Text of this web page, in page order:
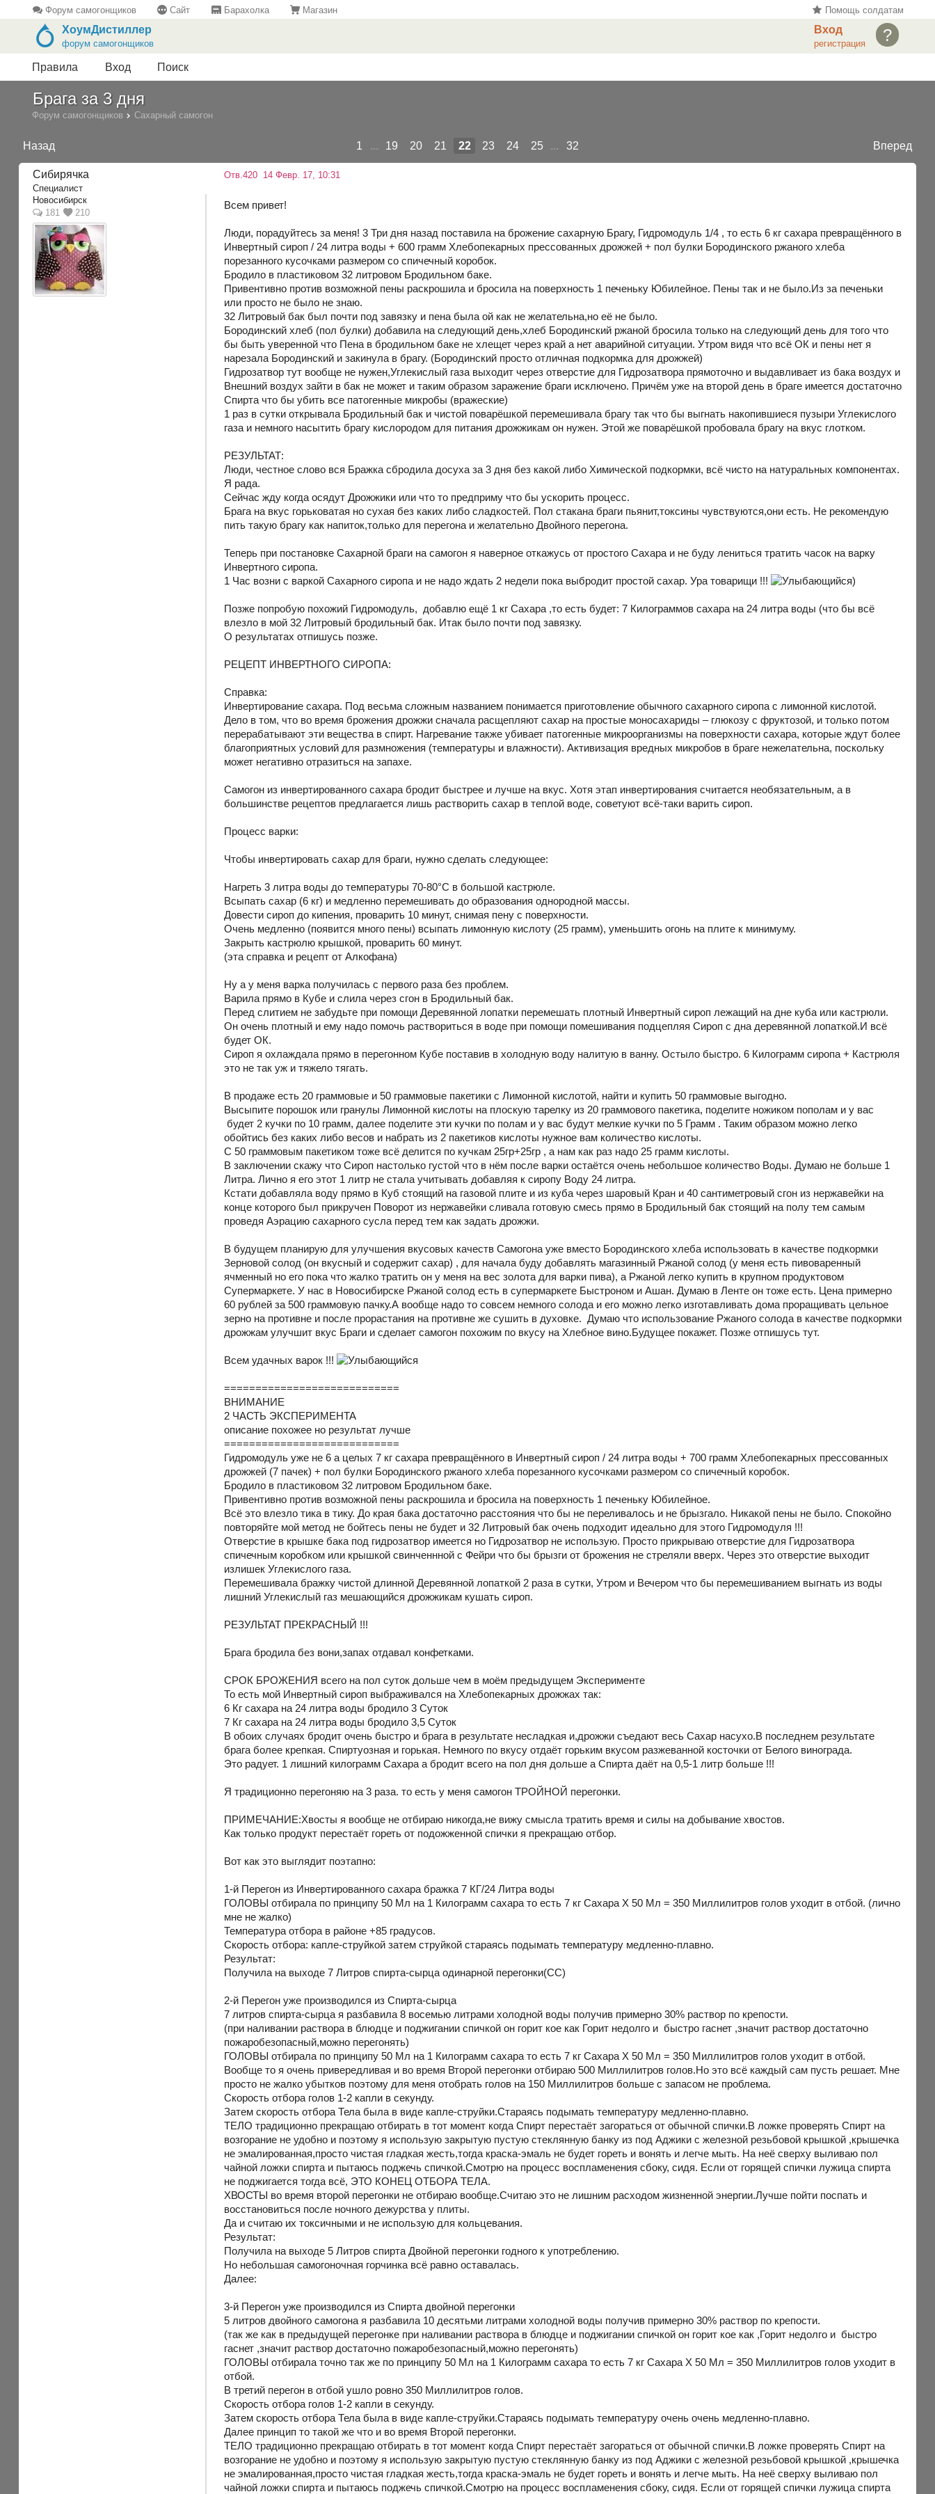
Форум самогонщиков Сайт Барахолка Магазин Помощь солдатам
?
Вход
регистрация
ХоумДистиллер
форум самогонщиков
Правила Вход Поиск
Брага за 3 дня
Форум самогонщиков Сахарный самогон
Назад Вперед
1 ... 19 20 21 22 23 24 25 ... 32
Сибирячка
Специалист
Новосибирск
181
210
Отв.420 14 Февр. 17, 10:31
Всем привет!
Люди, порадуйтесь за меня! 3 Три дня назад поставила на брожение сахарную Брагу, Гидромодуль 1/4 , то есть 6 кг сахара превращённого в
Инвертный сироп / 24 литра воды + 600 грамм Хлебопекарных прессованных дрожжей + пол булки Бородинского ржаного хлеба
порезанного кусочками размером со спичечный коробок.
Бродило в пластиковом 32 литровом Бродильном баке.
Привентивно против возможной пены раскрошила и бросила на поверхность 1 печеньку Юбилейное. Пены так и не было.Из за печеньки
или просто не было не знаю.
32 Литровый бак был почти под завязку и пена была ой как не желательна,но её не было.
Бородинский хлеб (пол булки) добавила на следующий день,хлеб Бородинский ржаной бросила только на следующий день для того что
бы быть уверенной что Пена в бродильном баке не хлещет через край а нет аварийной ситуации. Утром видя что всё ОК и пены нет я
нарезала Бородинский и закинула в брагу. (Бородинский просто отличная подкормка для дрожжей)
Гидрозатвор тут вообще не нужен,Углекислый газа выходит через отверстие для Гидрозатвора прямоточно и выдавливает из бака воздух и
Внешний воздух зайти в бак не может и таким образом заражение браги исключено. Причём уже на второй день в браге имеется достаточно
Спирта что бы убить все патогенные микробы (вражеские)
1 раз в сутки открывала Бродильный бак и чистой поварёшкой перемешивала брагу так что бы выгнать накопившиеся пузыри Углекислого
газа и немного насытить брагу кислородом для питания дрожжикам он нужен. Этой же поварёшкой пробовала брагу на вкус глотком.
РЕЗУЛЬТАТ:
Люди, честное слово вся Бражка сбродила досуха за 3 дня без какой либо Химической подкормки, всё чисто на натуральных компонентах.
Я рада.
Сейчас жду когда осядут Дрожжики или что то предприму что бы ускорить процесс.
Брага на вкус горьковатая но сухая без каких либо сладкостей. Пол стакана браги пьянит,токсины чувствуются,они есть. Не рекомендую
пить такую брагу как напиток,только для перегона и желательно Двойного перегона.
Теперь при постановке Сахарной браги на самогон я наверное откажусь от простого Сахара и не буду лениться тратить часок на варку
Инвертного сиропа.
1 Час возни с варкой Сахарного сиропа и не надо ждать 2 недели пока выбродит простой сахар. Ура товарищи !!!
)
Позже попробую похожий Гидромодуль, добавлю ещё 1 кг Сахара ,то есть будет: 7 Килограммов сахара на 24 литра воды (что бы всё
влезло в мой 32 Литровый бродильный бак. Итак было почти под завязку.
О результатах отпишусь позже.
РЕЦЕПТ ИНВЕРТНОГО СИРОПА:
Справка:
Инвертирование сахара. Под весьма сложным названием понимается приготовление обычного сахарного сиропа с лимонной кислотой.
Дело в том, что во время брожения дрожжи сначала расщепляют сахар на простые моносахариды – глюкозу с фруктозой, и только потом
перерабатывают эти вещества в спирт. Нагревание также убивает патогенные микроорганизмы на поверхности сахара, которые ждут более
благоприятных условий для размножения (температуры и влажности). Активизация вредных микробов в браге нежелательна, поскольку
может негативно отразиться на запахе.
Самогон из инвертированного сахара бродит быстрее и лучше на вкус. Хотя этап инвертирования считается необязательным, а в
большинстве рецептов предлагается лишь растворить сахар в теплой воде, советуют всё-таки варить сироп.
Процесс варки:
Чтобы инвертировать сахар для браги, нужно сделать следующее:
Нагреть 3 литра воды до температуры 70-80°C в большой кастрюле.
Всыпать сахар (6 кг) и медленно перемешивать до образования однородной массы.
Довести сироп до кипения, проварить 10 минут, снимая пену с поверхности.
Очень медленно (появится много пены) всыпать лимонную кислоту (25 грамм), уменьшить огонь на плите к минимуму.
Закрыть кастрюлю крышкой, проварить 60 минут.
(эта справка и рецепт от Алкофана)
Ну а у меня варка получилась с первого раза без проблем.
Варила прямо в Кубе и слила через сгон в Бродильный бак.
Перед слитием не забудьте при помощи Деревянной лопатки перемешать плотный Инвертный сироп лежащий на дне куба или кастрюли.
Он очень плотный и ему надо помочь раствориться в воде при помощи помешивания подцепляя Сироп с дна деревянной лопаткой.И всё
будет ОК.
Сироп я охлаждала прямо в перегонном Кубе поставив в холодную воду налитую в ванну. Остыло быстро. 6 Килограмм сиропа + Кастрюля
это не так уж и тяжело тягать.
В продаже есть 20 граммовые и 50 граммовые пакетики с Лимонной кислотой, найти и купить 50 граммовые выгодно.
Высыпите порошок или гранулы Лимонной кислоты на плоскую тарелку из 20 граммового пакетика, поделите ножиком пополам и у вас
будет 2 кучки по 10 грамм, далее поделите эти кучки по полам и у вас будут мелкие кучки по 5 Грамм . Таким образом можно легко
обойтись без каких либо весов и набрать из 2 пакетиков кислоты нужное вам количество кислоты.
С 50 граммовым пакетиком тоже всё делится по кучкам 25гр+25гр , а нам как раз надо 25 грамм кислоты.
В заключении скажу что Сироп настолько густой что в нём после варки остаётся очень небольшое количество Воды. Думаю не больше 1
Литра. Лично я его этот 1 литр не стала учитывать добавляя к сиропу Воду 24 литра.
Кстати добавляла воду прямо в Куб стоящий на газовой плите и из куба через шаровый Кран и 40 сантиметровый сгон из нержавейки на
конце которого был прикручен Поворот из нержавейки сливала готовую смесь прямо в Бродильный бак стоящий на полу тем самым
проведя Аэрацию сахарного сусла перед тем как задать дрожжи.
В будущем планирую для улучшения вкусовых качеств Самогона уже вместо Бородинского хлеба использовать в качестве подкормки
Зерновой солод (он вкусный и содержит сахар) , для начала буду добавлять магазинный Ржаной солод (у меня есть пивоваренный
ячменный но его пока что жалко тратить он у меня на вес золота для варки пива), а Ржаной легко купить в крупном продуктовом
Супермаркете. У нас в Новосибирске Ржаной солод есть в супермаркете Быстроном и Ашан. Думаю в Ленте он тоже есть. Цена примерно
60 рублей за 500 граммовую пачку.А вообще надо то совсем немного солода и его можно легко изготавливать дома проращивать цельное
зерно на противне и после прорастания на противне же сушить в духовке. Думаю что использование Ржаного солода в качестве подкормки
дрожжам улучшит вкус Браги и сделает самогон похожим по вкусу на Хлебное вино.Будущее покажет. Позже отпишусь тут.
Всем удачных варок !!!
============================
ВНИМАНИЕ
2 ЧАСТЬ ЭКСПЕРИМЕНТА
описание похожее но результат лучше
============================
Гидромодуль уже не 6 а целых 7 кг сахара превращённого в Инвертный сироп / 24 литра воды + 700 грамм Хлебопекарных прессованных
дрожжей (7 пачек) + пол булки Бородинского ржаного хлеба порезанного кусочками размером со спичечный коробок.
Бродило в пластиковом 32 литровом Бродильном баке.
Привентивно против возможной пены раскрошила и бросила на поверхность 1 печеньку Юбилейное.
Всё это влезло тика в тику. До края бака достаточно расстояния что бы не переливалось и не брызгало. Никакой пены не было. Спокойно
повторяйте мой метод не бойтесь пены не будет и 32 Литровый бак очень подходит идеально для этого Гидромодуля !!!
Отверстие в крышке бака под гидрозатвор имеется но Гидрозатвор не использую. Просто прикрываю отверстие для Гидрозатвора
спичечным коробком или крышкой свинченнной с Фейри что бы брызги от брожения не стреляли вверх. Через это отверстие выходит
излишек Углекислого газа.
Перемешивала бражку чистой длинной Деревянной лопаткой 2 раза в сутки, Утром и Вечером что бы перемешиванием выгнать из воды
лишний Углекислый газ мешающийся дрожжикам кушать сироп.
РЕЗУЛЬТАТ ПРЕКРАСНЫЙ !!!
Брага бродила без вони,запах отдавал конфетками.
СРОК БРОЖЕНИЯ всего на пол суток дольше чем в моём предыдущем Эксперименте
То есть мой Инвертный сироп выбраживался на Хлебопекарных дрожжах так:
6 Кг сахара на 24 литра воды бродило 3 Суток
7 Кг сахара на 24 литра воды бродило 3,5 Суток
В обоих случаях бродит очень быстро и брага в результате несладкая и,дрожжи съедают весь Сахар насухо.В последнем результате
брага более крепкая. Спиртуозная и горькая. Немного по вкусу отдаёт горьким вкусом разжеванной косточки от Белого винограда.
Это радует. 1 лишний килограмм Сахара а бродит всего на пол дня дольше а Спирта даёт на 0,5-1 литр больше !!!
Я традиционно перегоняю на 3 раза. то есть у меня самогон ТРОЙНОЙ перегонки.
ПРИМЕЧАНИЕ:Хвосты я вообще не отбираю никогда,не вижу смысла тратить время и силы на добывание хвостов.
Как только продукт перестаёт гореть от подожженной спички я прекращаю отбор.
Вот как это выглядит поэтапно:
1-й Перегон из Инвертированного сахара бражка 7 КГ/24 Литра воды
ГОЛОВЫ отбирала по принципу 50 Мл на 1 Килограмм сахара то есть 7 кг Сахара Х 50 Мл = 350 Миллилитров голов уходит в отбой. (лично
мне не жалко)
Температура отбора в районе +85 градусов.
Скорость отбора: капле-струйкой затем струйкой стараясь подымать температуру медленно-плавно.
Результат:
Получила на выходе 7 Литров спирта-сырца одинарной перегонки(СС)
2-й Перегон уже производился из Спирта-сырца
7 литров спирта-сырца я разбавила 8 восемью литрами холодной воды получив примерно 30% раствор по крепости.
(при наливании раствора в блюдце и поджигании спичкой он горит кое как Горит недолго и быстро гаснет ,значит раствор достаточно
пожаробезопасный,можно перегонять)
ГОЛОВЫ отбирала по принципу 50 Мл на 1 Килограмм сахара то есть 7 кг Сахара Х 50 Мл = 350 Миллилитров голов уходит в отбой.
Вообще то я очень привередливая и во время Второй перегонки отбираю 500 Миллилитров голов.Но это всё каждый сам пусть решает. Мне
просто не жалко убытков поэтому для меня отобрать голов на 150 Миллилитров больше с запасом не проблема.
Скорость отбора голов 1-2 капли в секунду.
Затем скорость отбора Тела была в виде капле-струйки.Стараясь подымать температуру медленно-плавно.
ТЕЛО традиционно прекращаю отбирать в тот момент когда Спирт перестаёт загораться от обычной спички.В ложке проверять Спирт на
возгорание не удобно и поэтому я использую закрытую пустую стеклянную банку из под Аджики с железной резьбовой крышкой ,крышечка
не эмалированная,просто чистая гладкая жесть,тогда краска-эмаль не будет гореть и вонять и легче мыть. На неё сверху выливаю пол
чайной ложки спирта и пытаюсь поджечь спичкой.Смотрю на процесс воспламенения сбоку, сидя. Если от горящей спички лужица спирта
не поджигается тогда всё, ЭТО КОНЕЦ ОТБОРА ТЕЛА.
ХВОСТЫ во время второй перегонки не отбираю вообще.Считаю это не лишним расходом жизненной энергии.Лучше пойти поспать и
восстановиться после ночного дежурства у плиты.
Да и считаю их токсичными и не использую для кольцевания.
Результат:
Получила на выходе 5 Литров спирта Двойной перегонки годного к употреблению.
Но небольшая самогоночная горчинка всё равно оставалась.
Далее:
3-й Перегон уже производился из Спирта двойной перегонки
5 литров двойного самогона я разбавила 10 десятьми литрами холодной воды получив примерно 30% раствор по крепости.
(так же как в предыдущей перегонке при наливании раствора в блюдце и поджигании спичкой он горит кое как ,Горит недолго и быстро
гаснет ,значит раствор достаточно пожаробезопасный,можно перегонять)
ГОЛОВЫ отбирала точно так же по принципу 50 Мл на 1 Килограмм сахара то есть 7 кг Сахара Х 50 Мл = 350 Миллилитров голов уходит в
отбой.
В третий перегон в отбой ушло ровно 350 Миллилитров голов.
Скорость отбора голов 1-2 капли в секунду.
Затем скорость отбора Тела была в виде капле-струйки.Стараясь подымать температуру очень очень медленно-плавно.
Далее принцип то такой же что и во время Второй перегонки.
ТЕЛО традиционно прекращаю отбирать в тот момент когда Спирт перестаёт загораться от обычной спички.В ложке проверять Спирт на
возгорание не удобно и поэтому я использую закрытую пустую стеклянную банку из под Аджики с железной резьбовой крышкой ,крышечка
не эмалированная,просто чистая гладкая жесть,тогда краска-эмаль не будет гореть и вонять и легче мыть. На неё сверху выливаю пол
чайной ложки спирта и пытаюсь поджечь спичкой.Смотрю на процесс воспламенения сбоку, сидя. Если от горящей спички лужица спирта